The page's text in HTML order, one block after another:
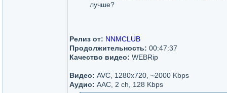
лучше?
Релиз от: NNMCLUB
Продолжительность: 00:47:37
Качество видео: WEBRip
Видео: AVC, 1280x720, ~2000 Kbps
Аудио: AAC, 2 ch, 128 Kbps